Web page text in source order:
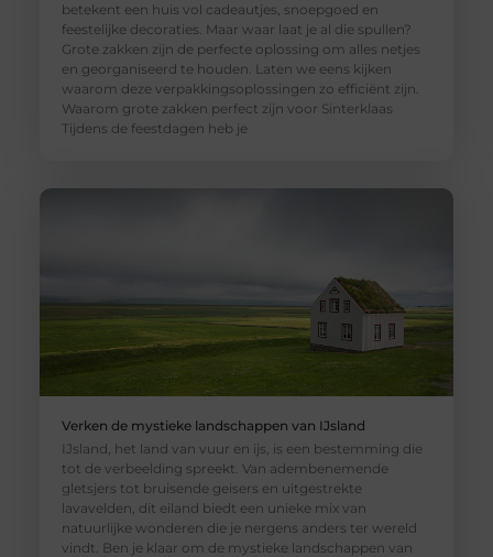
betekent een huis vol cadeautjes, snoepgoed en
feestelijke decoraties. Maar waar laat je al die spullen?
Grote zakken zijn de perfecte oplossing om alles netjes
en georganiseerd te houden. Laten we eens kijken
waarom deze verpakkingsoplossingen zo efficiënt zijn.
Waarom grote zakken perfect zijn voor Sinterklaas
Tijdens de feestdagen heb je
Verken de mystieke landschappen van IJsland
IJsland, het land van vuur en ijs, is een bestemming die
tot de verbeelding spreekt. Van adembenemende
gletsjers tot bruisende geisers en uitgestrekte
lavavelden, dit eiland biedt een unieke mix van
natuurlijke wonderen die je nergens anders ter wereld
vindt. Ben je klaar om de mystieke landschappen van